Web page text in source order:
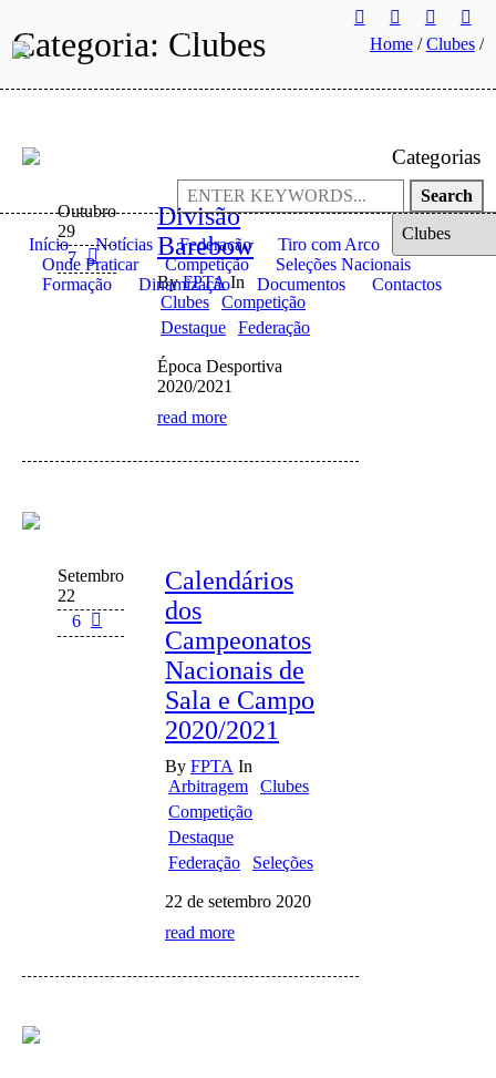
Anexo à residência dos Serviços de Ação Social da
Search
Início Notícias Federação
Tiro com Arco
Onde Praticar
Competição
Seleções Nacionais
Formação
Dinamização Documentos Contactos
Categoria: Clubes Home /Clubes /
Outubro
29
7
Divisão
Barebow
ByFPTA In
Clubes
Competição
Destaque
Federação
Época Desportiva
2020/2021
read more
Setembro
22
6
Calendários
dos
Campeonatos
Nacionais de
Sala e Campo
2020/2021
By FPTA In
Arbitragem
Clubes
Competição
Destaque
Federação
Seleções
22 de setembro 2020
read more
Categorias
Categorias